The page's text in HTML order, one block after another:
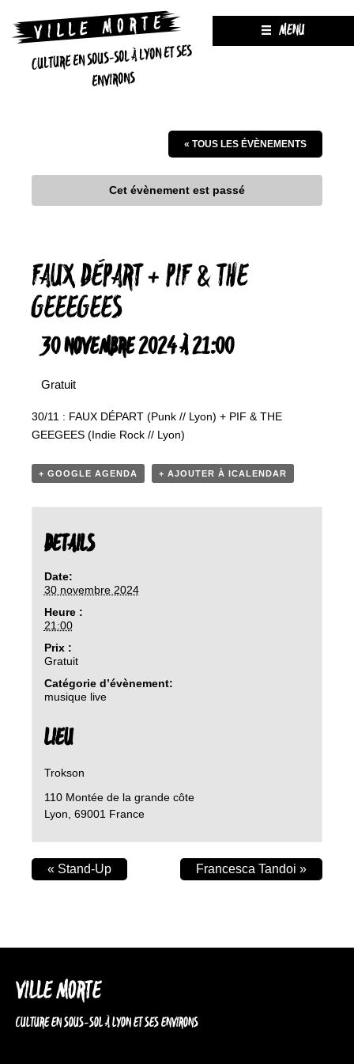
CULTURE EN SOUS-SOL À LYON ET SES
ENVIRONS
MENU
« TOUS LES ÉVÈNEMENTS
Cet évènement est passé
FAUX DÉPART + PIF & THE
GEEEGEES
30 NOVEMBRE 2024 À 21:00
Gratuit
30/11 : FAUX DÉPART (Punk // Lyon) + PIF & THE
GEEGEES (Indie Rock // Lyon)
+ GOOGLE AGENDA + AJOUTER À ICALENDAR
DETAILS
Date:
30 novembre 2024
Heure :
21:00
Prix :
Gratuit
Catégorie d’évènement:
musique live
LIEU
Trokson
110 Montée de la grande côte
Lyon 69001 France
« Stand-Up Francesca Tandoi »
VILLE MORTE
CULTURE EN SOUS-SOL À LYON ET SES ENVIRONS